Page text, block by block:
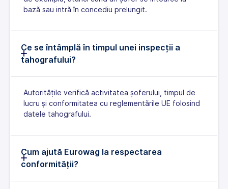
bază sau intră în concediu prelungit.
Ce se întâmplă în timpul unei inspecții a
tahografului?
Autoritățile verifică activitatea șoferului, timpul de
lucru și conformitatea cu reglementările UE folosind
datele tahografului.
Cum ajută Eurowag la respectarea
conformității?